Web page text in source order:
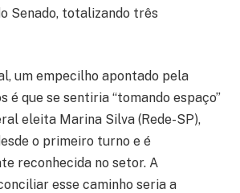
Senado, totalizando três
um empecilho apontado pela
é que se sentiria “tomando espaço”
eleita Marina Silva (Rede-SP),
o primeiro turno e é
reconhecida no setor. A
esse caminho seria a